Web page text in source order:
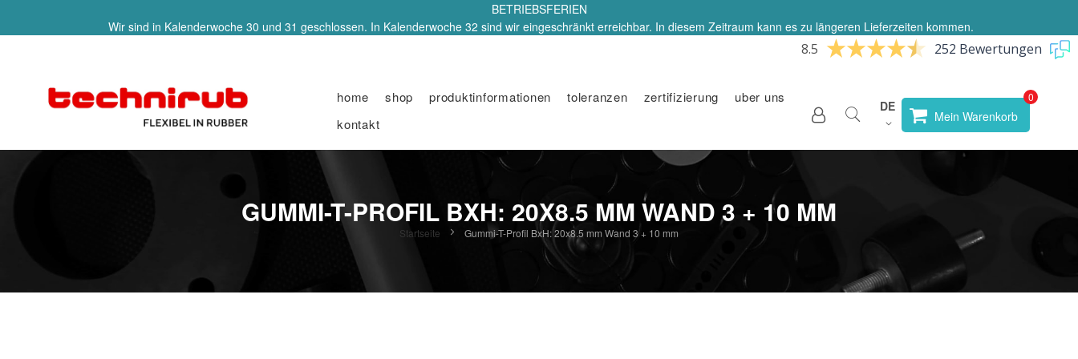
BETRIEBSFERIEN
Wir sind in Kalenderwoche 30 und 31 geschlossen. In Kalenderwoche 32 sind wir eingeschränkt erreichbar. In diesem Zeitraum kann es zu längeren Lieferzeiten kommen.
8.5 252 Bewertungen
home shop produktinformationen toleranzen zertifizierung
uber uns
kontakt
Store
wählen
Sprache
DE
Mein Warenkorb
GUMMI-T-PROFIL BXH: 20X8.5 MM WAND 3 + 10 MM
Startseite Gummi-T-Profil BxH: 20x8.5 mm Wand 3 + 10 mm